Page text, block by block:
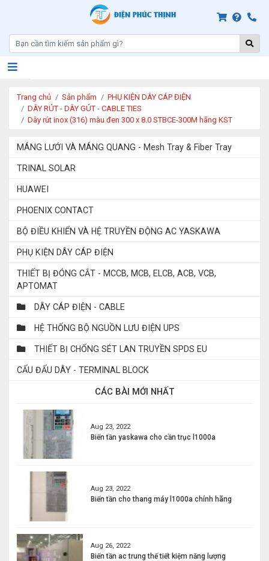
Trang chủ Sản phẩm
PHỤ KIỆN DÂY CÁP ĐIỆN
DÂY RÚT - DÂY GÚT - CABLE TIES
Dây rút inox (316) màu đen 300 x 8.0 STBCE-300M hãng KST
MÁNG LƯỚI VÀ MÁNG QUANG - Mesh Tray & Fiber Tray
TRINAL SOLAR
HUAWEI
PHOENIX CONTACT
BỘ ĐIỀU KHIỂN VÀ HỆ TRUYỀN ĐỘNG AC YASKAWA
PHỤ KIỆN DÂY CÁP ĐIỆN
THIẾT BỊ ĐÓNG CẮT - MCCB, MCB, ELCB, ACB, VCB,
APTOMAT
DÂY CÁP ĐIỆN - CABLE
HỆ THỐNG BỘ NGUỒN LƯU ĐIỆN UPS
THIẾT BỊ CHỐNG SÉT LAN TRUYỀN SPDS EU
CẤU ĐẤU DÂY - TERMINAL BLOCK
CÁC BÀI MỚI NHẤT
Aug 23, 2022
Biến tần yaskawa cho cần trục l1000a
Aug 23, 2022
Biến tần cho thang máy l1000a chính hãng
Aug 26, 2022
Biến tần ac trung thế tiết kiệm năng lượng